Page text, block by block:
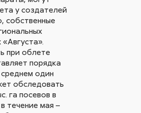
у создателей
собственные
при облете
порядка
среднем один
обследовать
га посевов в
течение мая –